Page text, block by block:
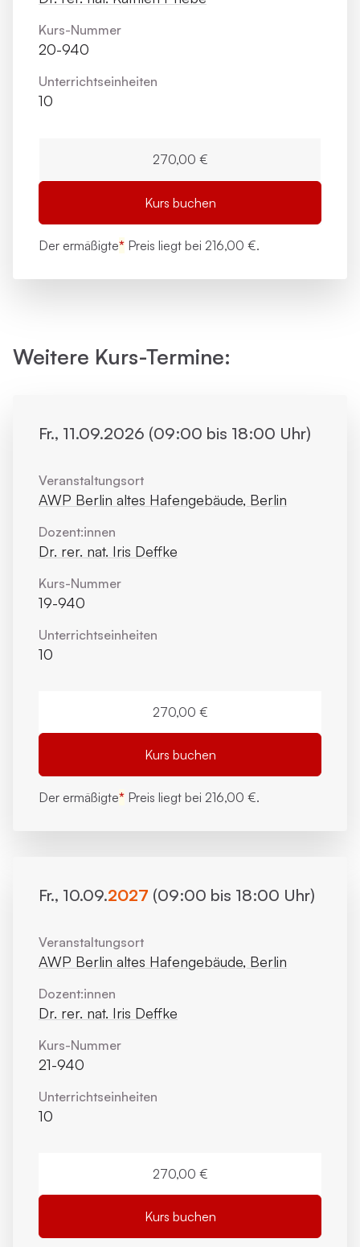
Kurs-Nummer
20-940
Unterrichts­einheiten
10
270,00 €
Kurs buchen
Der ermäßigte* Preis liegt bei 216,00 €.
Weitere Kurs-Termine:
Fr., 11.09.2026 (09:00 bis 18:00 Uhr)
Veranstaltungsort
AWP Berlin altes Hafengebäude, Berlin
Dozent:innen
Dr. rer. nat. Iris Deffke
Kurs-Nummer
19-940
Unterrichts­einheiten
10
270,00 €
Kurs buchen
Der ermäßigte* Preis liegt bei 216,00 €.
Fr., 10.09.2027 (09:00 bis 18:00 Uhr)
Veranstaltungsort
AWP Berlin altes Hafengebäude, Berlin
Dozent:innen
Dr. rer. nat. Iris Deffke
Kurs-Nummer
21-940
Unterrichts­einheiten
10
270,00 €
Kurs buchen